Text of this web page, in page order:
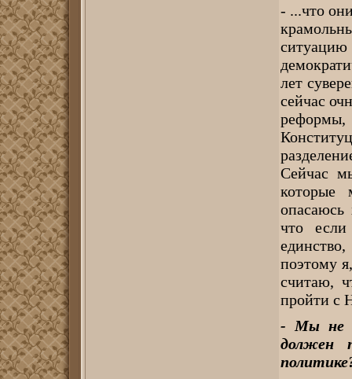
- ...что
лет
сейчас
Сейчас
которые
что
поэтому
считаю,
пройти с
- Мы не
должен